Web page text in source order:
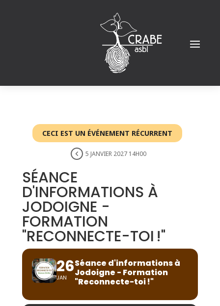
CECI EST UN ÉVÉNEMENT RÉCURRENT
5 JANVIER 2027 14H00
SÉANCE
D'INFORMATIONS À
JODOIGNE -
FORMATION
"RECONNECTE-TOI !"
26
JAN
Séance d'informations à
Jodoigne - Formation
"Reconnecte-toi !"